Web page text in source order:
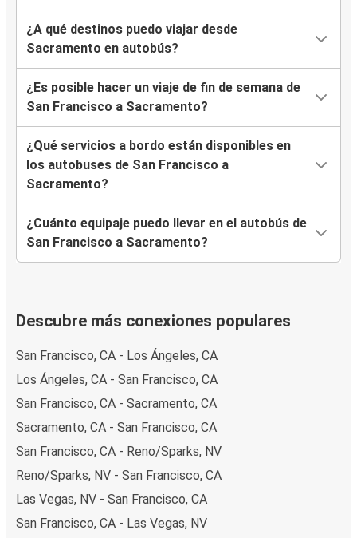
¿A qué destinos puedo viajar desde
Sacramento en autobús?
¿Es posible hacer un viaje de fin de semana de
San Francisco a Sacramento?
¿Qué servicios a bordo están disponibles en
los autobuses de San Francisco a
Sacramento?
¿Cuánto equipaje puedo llevar en el autobús de
San Francisco a Sacramento?
Descubre más conexiones populares
San Francisco, CA - Los Ángeles, CA
Los Ángeles, CA - San Francisco, CA
San Francisco, CA - Sacramento, CA
Sacramento, CA - San Francisco, CA
San Francisco, CA - Reno/Sparks, NV
Reno/Sparks, NV - San Francisco, CA
Las Vegas, NV - San Francisco, CA
San Francisco, CA - Las Vegas, NV